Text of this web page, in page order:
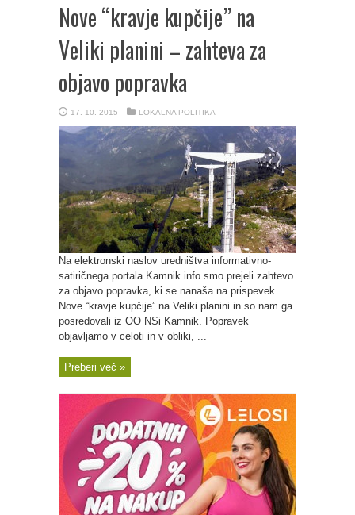
Nove “kravje kupčije” na
Veliki planini – zahteva za
objavo popravka
17. 10. 2015 LOKALNA POLITIKA
Na elektronski naslov uredništva informativno-
satiričnega portala Kamnik.info smo prejeli zahtevo
za objavo popravka, ki se nanaša na prispevek
Nove “kravje kupčije” na Veliki planini in so nam ga
posredovali iz OO NSi Kamnik. Popravek
objavljamo v celoti in v obliki, ...
Preberi več »